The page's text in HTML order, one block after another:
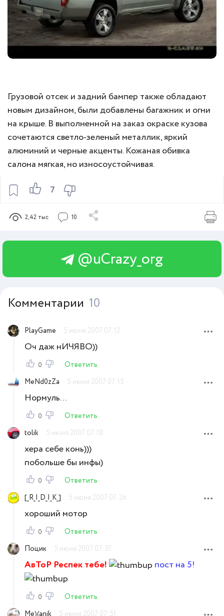
7
Грузовой отсек и задний бампер также обладают
новым дизайном, были добавлены багажник и огни
на крыше. В выполненной на заказ окраске кузова
сочетаются светло-зеленый металлик, яркий
алюминий и черные акценты. Кожаная обивка
салона мягкая, но износоустойчивая.
2,42 тыс 10
@uCrazy_org
Комментарии 10
PlayGame 5 июня 2007 07:12
Оч даж нИЧЯВО))
0
Ответить
MeNd0zZa
5 июня 2007 07:15
Нормуль...
0
Ответить
tolik
5 июня 2007 07:18
хера себе конь)))
побольше бы инфы)
0
Ответить
[_R_I_D_I_K_]
5 июня 2007 07:26
хороший мотор
0
Ответить
Поцик
5 июня 2007 07:37
АвТоР Респек тебе! пост на 5!
0
Ответить
Me)(anik
5 июня 2007 07:51